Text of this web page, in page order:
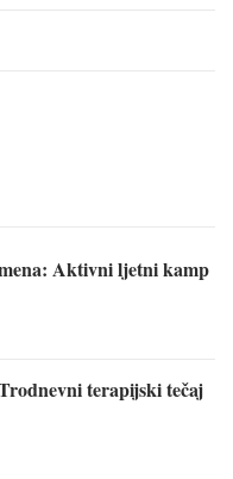
Aktivni ljetni kamp
terapijski tečaj